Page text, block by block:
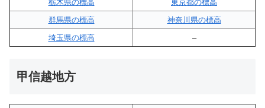
栃木県の標高
東京都の標高
群馬県の標高
神奈川県の標高
埼玉県の標高
–
甲信越地方